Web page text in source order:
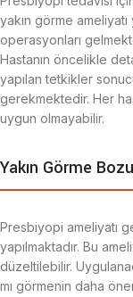
yakın görme
operasyonları
Hastanın öncelikle
yapılan tetkikler
gerekmektedir. Her
uygun olmayabilir.
Yakın Görme
Presbiyopi ameliyatı
yapılmaktadır. Bu
düzeltilebilir.
mı görmenin daha